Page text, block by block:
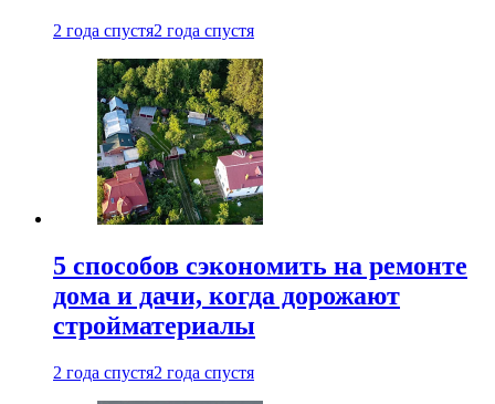
2 года спустя2 года спустя
5 способов сэкономить на ремонте
дома и дачи, когда дорожают
стройматериалы
2 года спустя2 года спустя